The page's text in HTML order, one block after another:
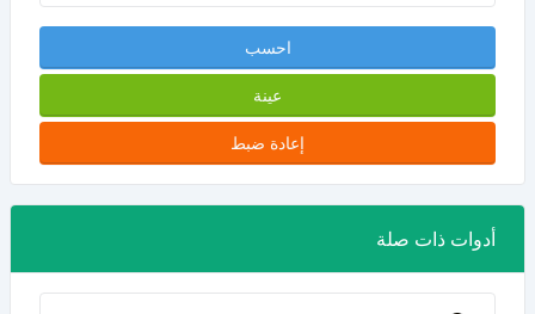
احسب
عينة
إعادة ضبط
أدوات ذات صلة